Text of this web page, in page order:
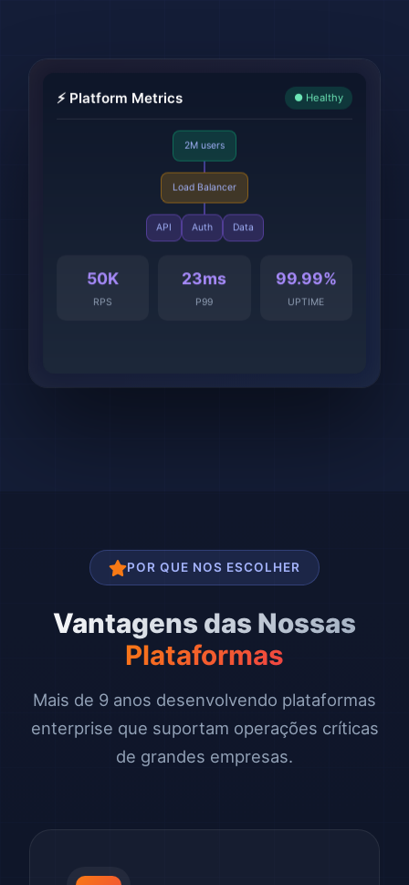
● Healthy
2M users
Load Balancer
API Auth Data
POR QUE NOS ESCOLHER
Vantagens das Nossas
Plataformas
Mais de 9 anos desenvolvendo plataformas
enterprise que suportam operações críticas
de grandes empresas.